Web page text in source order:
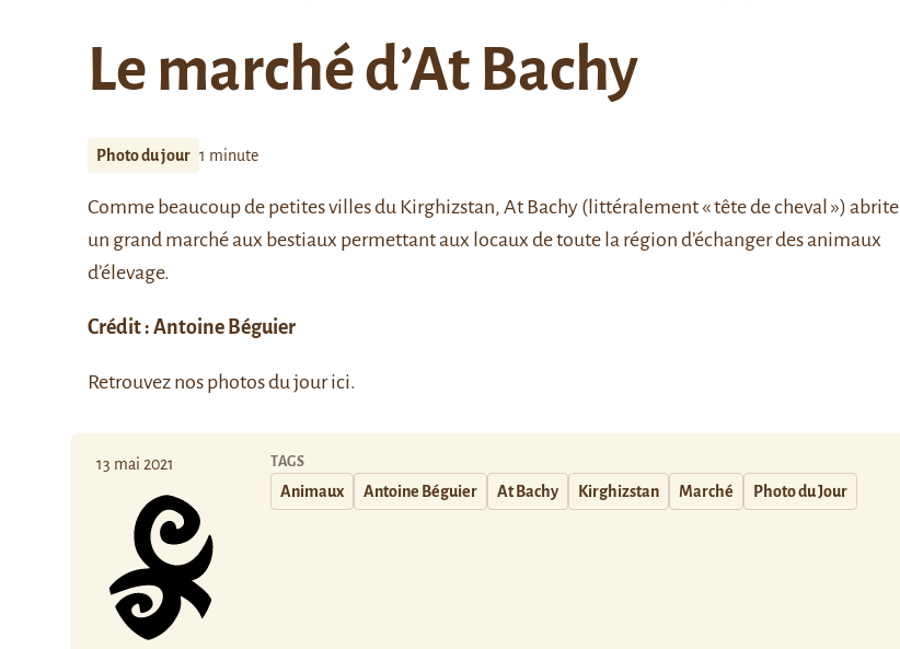
Le marché d’At Bachy
Photo du jour 1 minute
Comme beaucoup de petites villes du Kirghizstan, At Bachy (littéralement « tête de cheval ») abrite
un grand marché aux bestiaux permettant aux locaux de toute la région d’échanger des animaux
d’élevage.
Crédit : Antoine Béguier
Retrouvez nos photos du jourici.
13 mai 2021 TAGS
Animaux Antoine Béguier At Bachy Kirghizstan Marché Photo du Jour